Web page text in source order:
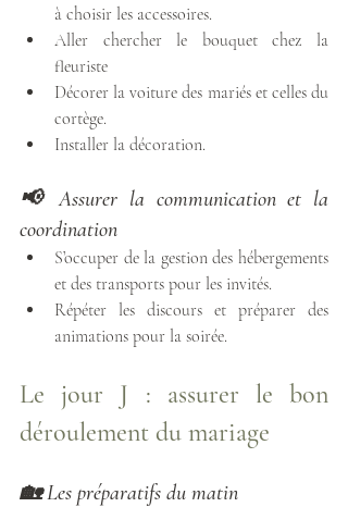
à choisir les accessoires.
Aller chercher le bouquet chez la
fleuriste
Décorer la voiture des mariés et celles du
cortège.
Installer la décoration.
📢 Assurer la communication et la
coordination
S’occuper de la gestion des hébergements
et des transports pour les invités.
Répéter les discours et préparer des
animations pour la soirée.
Le jour J : assurer le bon
déroulement du mariage
🏡 Les préparatifs du matin